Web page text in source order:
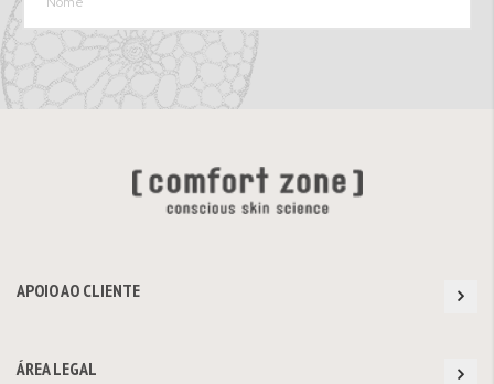
APOIO AO CLIENTE
ÁREA LEGAL